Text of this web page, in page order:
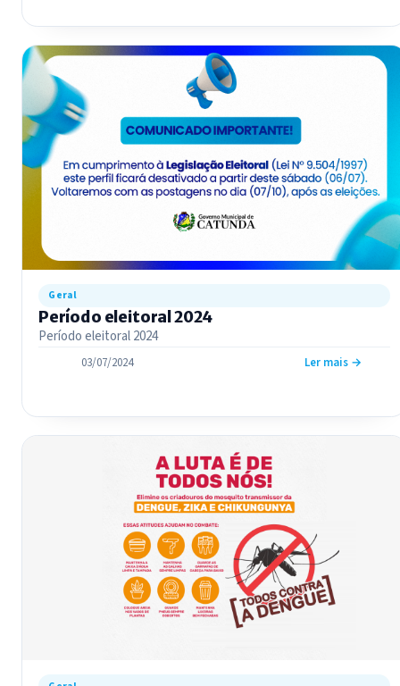
Geral
Período eleitoral 2024
Período eleitoral 2024
03/07/2024 Ler mais →